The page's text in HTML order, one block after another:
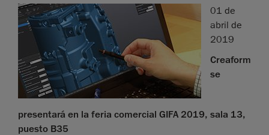
01 de
abril de
2019
Creaform
se
presentará en la feria comercial GIFA 2019, sala 13,
puesto B35